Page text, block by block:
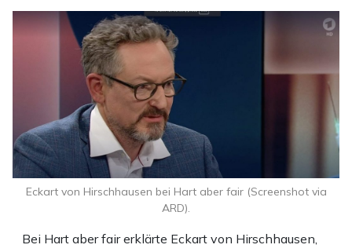
Bei Hart aber fair erklärte Eckart von Hirschhausen,
Eckart von Hirschhausen bei Hart aber fair (Screenshot via
ARD).